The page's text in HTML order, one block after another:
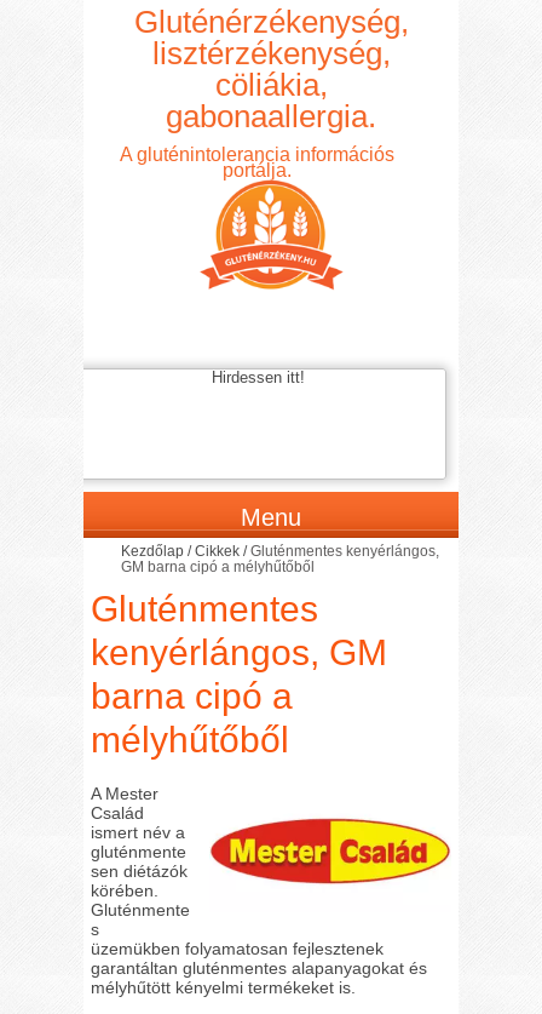
Gluténérzékenység,
lisztérzékenység,
cöliákia,
gabonaallergia.
A gluténintolerancia információs
portálja.
Hirdessen itt!
Menu
Kezdőlap /Cikkek /Gluténmentes kenyérlángos,
GM barna cipó a mélyhűtőből
Gluténmentes
kenyérlángos, GM
barna cipó a
mélyhűtőből
A Mester
Család
ismert név a
gluténmente
sen diétázók
körében.
Gluténmente
s
üzemükben folyamatosan fejlesztenek
garantáltan gluténmentes alapanyagokat és
mélyhűtött kényelmi termékeket is.